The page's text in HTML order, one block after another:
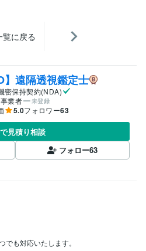
覧に戻る
】遠隔透視鑑定士
密保持契約(NDA)
業者
未登録
5.0フォロワー63
見積り相談
フォロー63
も対応いたします。